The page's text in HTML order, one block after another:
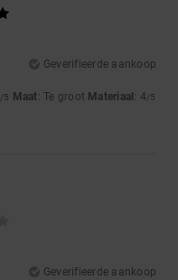
Geverifieerde aankoop
/5 Maat: Te groot Materiaal: 4/5
Geverifieerde aankoop